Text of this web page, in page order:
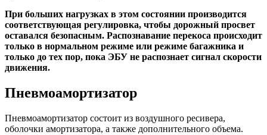
При больших нагрузках в этом состоянии производится
соответствующая регулировка, чтобы дорожный просвет
оставался безопасным. Распознавание перекоса происходит
только в нормальном режиме или режиме багажника и
только до тех пор, пока ЭБУ не распознает сигнал скорости
движения.
Пневмоамортизатор
Пневмоамортизатор состоит из воздушного ресивера,
оболочки амортизатора, а также дополнительного объема.